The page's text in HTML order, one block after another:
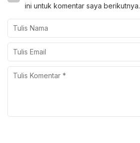
ini untuk komentar saya berikutnya.